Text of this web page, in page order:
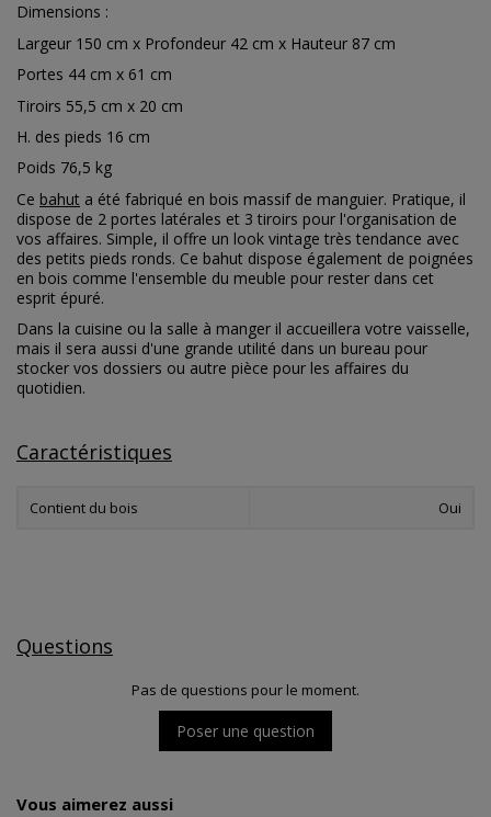
Dimensions :
Largeur 150 cm x Profondeur 42 cm x Hauteur 87 cm
Portes 44 cm x 61 cm
Tiroirs 55,5 cm x 20 cm
H. des pieds 16 cm
Poids 76,5 kg
Ce bahut a été fabriqué en bois massif de manguier. Pratique, il
dispose de 2 portes latérales et 3 tiroirs pour l'organisation de
vos affaires. Simple, il offre un look vintage très tendance avec
des petits pieds ronds. Ce bahut dispose également de poignées
en bois comme l'ensemble du meuble pour rester dans cet
esprit épuré.
Dans la cuisine ou la salle à manger il accueillera votre vaisselle,
mais il sera aussi d'une grande utilité dans un bureau pour
stocker vos dossiers ou autre pièce pour les affaires du
quotidien.
Caractéristiques
Contient du bois Oui
Questions
Pas de questions pour le moment.
Poser une question
Vous aimerez aussi